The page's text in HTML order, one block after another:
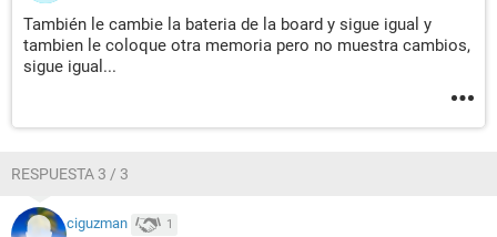
También le cambie la bateria de la board y sigue igual y
tambien le coloque otra memoria pero no muestra cambios,
sigue igual...
RESPUESTA 3 / 3
ciguzman 1